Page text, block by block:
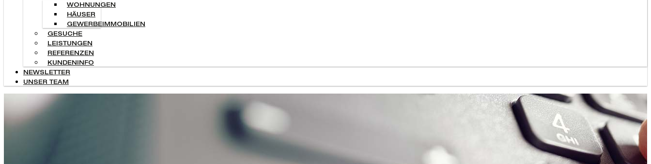
WOHNUNGEN
HÄUSER
GEWERBEIMMOBILIEN
GESUCHE
LEISTUNGEN
REFERENZEN
KUNDENINFO
NEWSLETTER
UNSER TEAM